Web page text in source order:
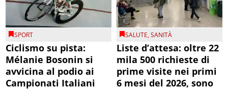
SPORT
Ciclismo su pista:
Mélanie Bosonin si
avvicina al podio ai
Campionati Italiani
SALUTE,SANITÀ
Liste d’attesa: oltre 22
mila 500 richieste di
prime visite nei primi
6 mesi del 2026, sono